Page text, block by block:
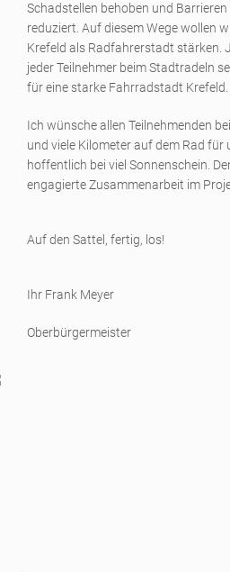
Schadstellen behoben und
reduziert. Auf diesem Wege wollen
Krefeld als Radfahrerstadt stärken.
jeder Teilnehmer beim Stadtradeln
für eine starke Fahrradstadt Krefeld.
Ich wünsche allen Teilnehmenden
und viele Kilometer auf dem Rad für
hoffentlich bei viel Sonnenschein.
engagierte Zusammenarbeit im
Auf den Sattel, fertig, los!
Ihr Frank Meyer
Oberbürgermeister